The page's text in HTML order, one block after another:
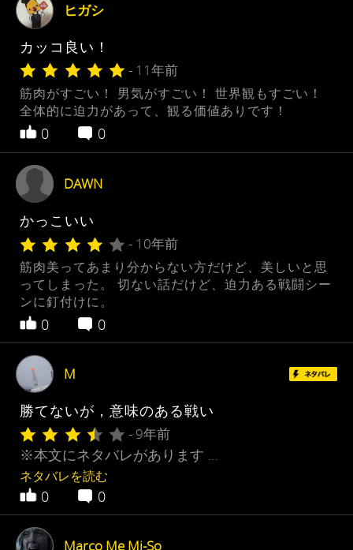
ヒガシ
カッコ良い！
- 11年前
筋肉がすごい！ 男気がすごい！ 世界観もすごい！
全体的に迫力があって、観る価値ありです！
0 0
DAWN
かっこいい
- 10年前
筋肉美ってあまり分からない方だけど、美しいと思
ってしまった。 切ない話だけど、迫力ある戦闘シー
ンに釘付けに。
0 0
M
勝てないが，意味のある戦い
- 9年前
※本文にネタバレがあります …
ネタバレを読む
0 0
Marco Me Mi-So